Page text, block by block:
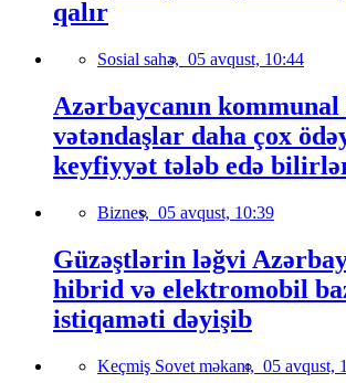
qalır
Sosial sahə, 05 avqust, 10:44
Azərbaycanın kommunal
vətəndaşlar daha çox
keyfiyyət tələb edə
Biznes, 05 avqust, 10:39
Güzəştlərin ləğvi
hibrid və elektromobil
istiqaməti dəyişib
Keçmiş Sovet məkanı, 05 avqust,